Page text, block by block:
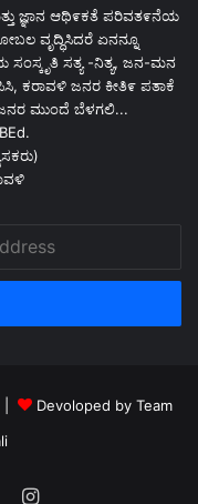
ಜ್ಞಾನ ಆಥಿ೯ಕತೆ ಪರಿವತ೯ನೆಯ
ವೃದ್ಧಿಸಿದರೆ ಏನನ್ನೂ
ಸಂಸ್ಕೃತಿ ಸತ್ಯ -ನಿತ್ಯ, ಜನ-ಮನ
ಕರಾವಳಿ ಜನರ ಕೀತಿ೯ ಪತಾಕೆ
ಜನರ ಮುಂದೆ ಬೆಳಗಲಿ...
|
Devoloped by Team
Instagram